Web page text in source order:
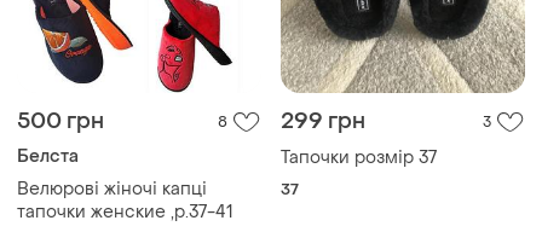
500 грн 8
Белста
Велюрові жіночі капці
тапочки женские ,р.37-41
299 грн 3
Тапочки розмір 37
37